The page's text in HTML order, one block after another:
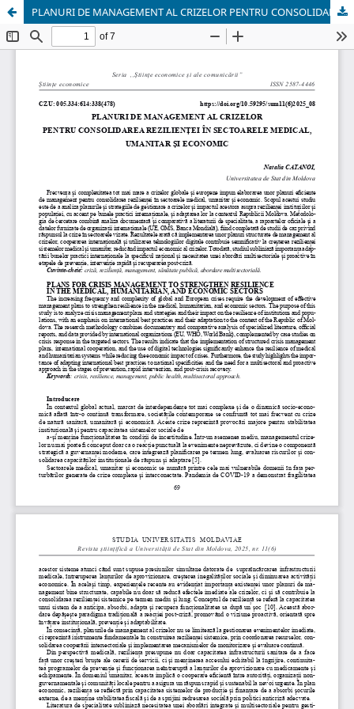
PLANURI DE MANAGEMENT AL CRIZELOR PENTRU CONSOLIDAREA REZILIENȚEI ÎN SECTOARELE MEDICAL, UMANITAR ȘI ECONOMIC